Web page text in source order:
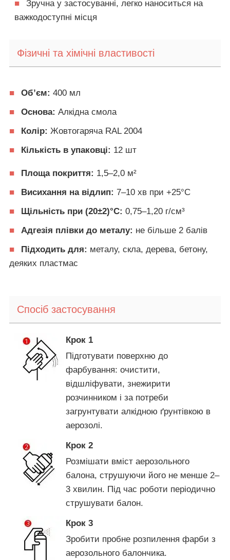
■
Зручна у застосуванні, легко наноситься на
важкодоступні місця
Фізичні та хімічні властивості
■ Об’єм: 400 мл
■
Основа: Алкідна смола
■
Колір: Жовтогаряча RAL 2004
■
Кількість в упаковці: 12 шт
■ Площа покриття: 1,5–2,0 м²
■
Висихання на відлип: 7–10 хв при +25°C
■
Щільність при (20±2)°C: 0,75–1,20 г/см³
■
Адгезія плівки до металу: не більше 2 балів
■
Підходить для: металу, скла, дерева, бетону,
деяких пластмас
Спосіб застосування
Крок 1
Підготувати поверхню до
фарбування: очистити,
відшліфувати, знежирити
розчинником і за потреби
загрунтувати алкідною ґрунтівкою в
аерозолі.
Крок 2
Розмішати вміст аерозольного
балона, струшуючи його не менше 2–
3 хвилин. Під час роботи періодично
струшувати балон.
Крок 3
Зробити пробне розпилення фарби з
аерозольного балончика.